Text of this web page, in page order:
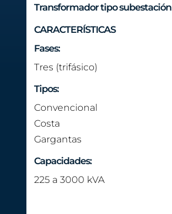
Transformador tipo subestación
CARACTERÍSTICAS
Fases:
Tres (trifásico)
Tipos:
Convencional
Costa
Gargantas
Capacidades:
225 a 3000 kVA